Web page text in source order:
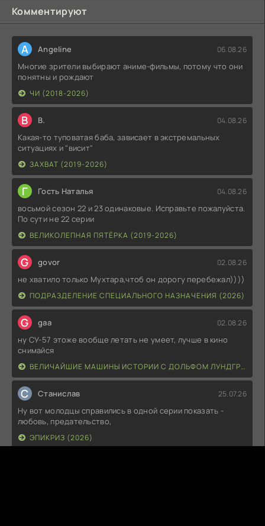
Комментируют
A Angeline 06.08.26
Многие зрители выбирают аниме-фильмы, потому что они
понятны и рождают
ЧИ (2018-2026)
В В. 04.08.26
Какая-то туповатая баба, зависает в экстремальных
ситуациях и "висит"
ЗАХВАТ (2019-2026)
Г Гость Наталья 04.08.26
восьмой сезон 22 и 23 одинаковые. Исправьте пожалуйста.
По сути не 22 серии
ВЕЛИКОЛЕПНАЯ ПЯТЁРКА (2019-2026)
G govor 02.08.26
не хватило только Мухтара,чтоб он дорогу перебежал))))
ПОДРАЗДЕЛЕНИЕ СПЕЦИАЛЬНОГО НАЗНАЧЕНИЯ (2026)
G gaa 02.08.26
ну СУ-57 этоже вообще летать не умеет, лучше в кино
снимайся
ВЕЛИЧАЙШИЕ МАШИНЫ ИСТОРИИ С ДОЛЬФОМ ЛУНДГРЕНОМ (2026)
С Станислав 25.07.26
Ну вот молодцы справились в одной серии показать -
любовь, предательство,
ЭПИКРИЗ (2026)